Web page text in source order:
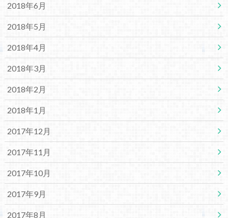
2018年6月
2018年5月
2018年4月
2018年3月
2018年2月
2018年1月
2017年12月
2017年11月
2017年10月
2017年9月
2017年8月